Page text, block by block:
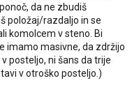
da ne zbudiš
položaj/razdaljo in se
komolcem v steno. Bi
imamo masivne, da zdržijo
posteljo, ni šans da trije
v otroško posteljo.)